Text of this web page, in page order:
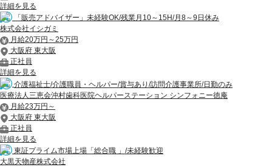
詳細を見る
「販売アドバイザー」未経験OK/残業月10～15H/月8～9日休み
株式会社イシガミ
月給20万円～25万円
大阪府 東大阪
正社員
詳細を見る
介護福祉士/介護職員・ヘルパー/賞与あり/訪問介護事業所/日勤のみ
医療法人三恵会沖村歯科医院ヘルパーステーション シンフォニー徳庵
月給23万円～
大阪府 東大阪
正社員
詳細を見る
東証プライム市場上場「総合職 」/未経験歓迎
大黒天物産株式会社